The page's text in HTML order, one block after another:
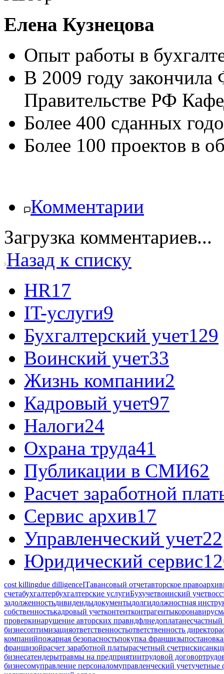
Елена Кузнецова
Опыт работы в
В 2009 году
Правительстве РФ
Более 400 сданных
Более 100 проектов в
Комментарии
Загрузка комментариев...
Назад к списку
HR17
IT-услуги9
Бухгалтерский учет129
Воинский учет33
Жизнь компании2
Кадровый учет97
Налоги24
Охрана труда41
Публикации в СМИ62
Расчет заработной
Сервис архив17
Управленческий учет22
Юридический сервис
cost killingdue dilligenceITавансовый отчетавторское право
счетабухгалтербухгалтерские услугиБухучетвоинский учет
задолженностьдивидендыдокументыдолгидолжностная
собственностькадровый учетконтентконтрагентыкоронавирус
проверкинарушение авторских правндфлнедоплатанесчастный
бизнесоптимизацияответственностьответственность директора
компанийпожарная безопасностьпокупка франшизы
франшизойрасчет заработной платырасчетный счетриски
бизнесатендерытравмы на предприятиитрудовой договор
бизнесомуправление персоналомуправленческий учетучетные